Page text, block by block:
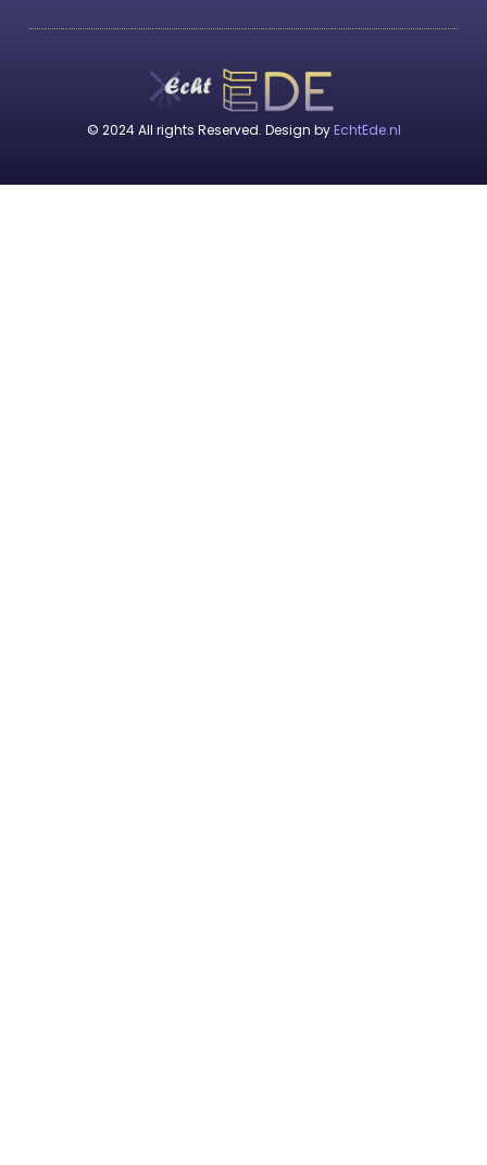
© 2024 All rights Reserved. Design byEchtEde.nl